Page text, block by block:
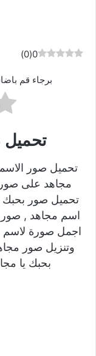
0
(
0
)
برجاء قم
تحميل
تحميل صور
مجاهد على
تحميل صور بحبك
اسم مجاهد , صور
اجمل صورة لاسم
وتنزيل صور
بحبك يا